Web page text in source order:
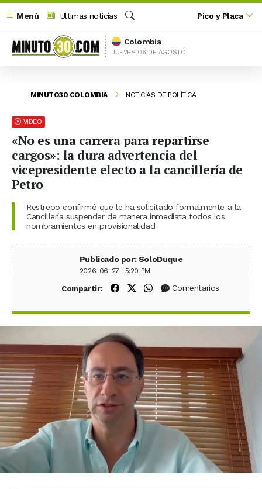
Menú
Últimas noticias
Buscar
Pico y Placa
Colombia
JUEVES 06 DE AGOSTO
MINUTO30 COLOMBIA NOTICIAS DE POLÍTICA
VIDEO
«No es una carrera para repartirse
cargos»: la dura advertencia del
vicepresidente electo a la cancillería de
Petro
Restrepo confirmó que le ha solicitado formalmente a la
Cancillería suspender de manera inmediata todos los
nombramientos en provisionalidad
Publicado por: SoloDuque
2026-06-27 | 5:20 PM
Compartir: Compartir en Facebook
Compartir en X (Twitter)
Compartir en WhatsApp
Comentarios